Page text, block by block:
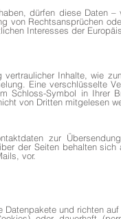
dürfen diese Daten
von Rechtsansprüchen
Interesses der
Inhalte, wie
Eine verschlüsselte
Schloss-Symbol in Ihrer
von Dritten mitgelesen
zur
der Seiten behalten
vor.
und richten